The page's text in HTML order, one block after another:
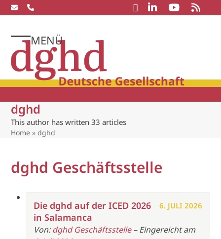
Skip
to
MENÜ
Open
mobile
menu
Close
mobile
menu
dghd
This author has written 33 articles
Home »dghd
dghd Geschäftsstelle
6. JULI 2026
Die dghd auf der ICED 2026
in Salamanca
Von:dghd Geschäftsstelle– Eingereicht am